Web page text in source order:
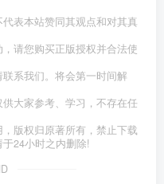
表本站赞同其观点和对其真
请您购买正版授权并合法使
系我们。将会第一时间解
大家参考、学习，不存在任
版权归原著所有，禁止下载
24小时之内删除!